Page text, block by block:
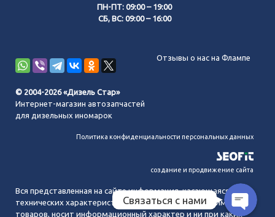
ПН-ПТ: 09:00 – 19:00
СБ, ВС: 09:00 – 16:00
Отзывы о нас на Флампе
© 2004-2026 «Дизель Стар»
Интернет-магазин автозапчастей
для дизельных иномарок
Политика конфиденциальности персональных данных
создание и продвижение сайта
Вся представленная на сайте информация, касающаяся
технических характеристик, наличия на складе, стоимости
товаров, носит информационный характер и ни при каких
Связаться с нами